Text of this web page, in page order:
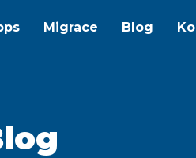
Migrace Blog